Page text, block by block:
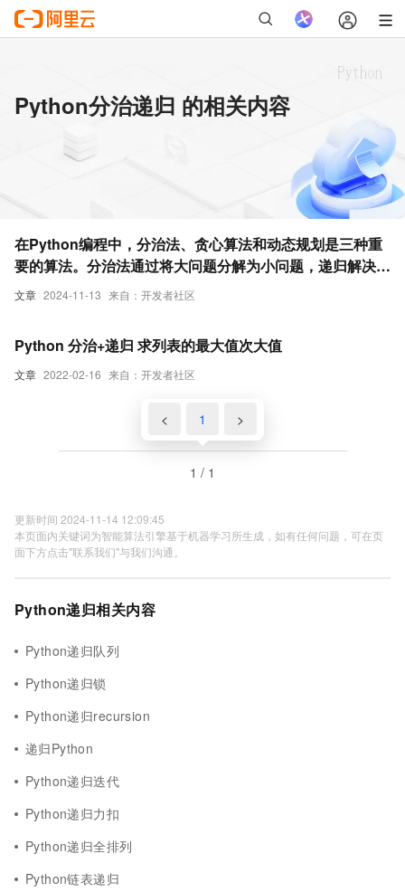
Python分治递归 的相关内容
文章 2024-11-13 来自：开发者社区
在Python编程中，分治法、贪心算法和动态规划是三种重
要的算法。分治法通过将大问题分解为小问题，递归解决后
合并结果
文章 2022-02-16 来自：开发者社区
Python 分治+递归 求列表的最大值次大值
< 1 >
1 / 1
更新时间 2024-11-14 12:09:45
本页面内关键词为智能算法引擎基于机器学习所生成，如有任何问题，可在页
面下方点击"联系我们"与我们沟通。
Python递归相关内容
Python递归队列
Python递归锁
Python递归recursion
递归Python
Python递归迭代
Python递归力扣
Python递归全排列
Python链表递归